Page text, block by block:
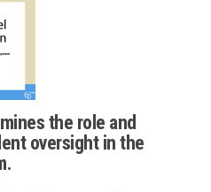
the role and
oversight in the